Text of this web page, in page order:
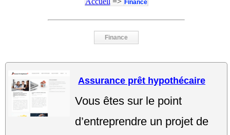
Finance
Finance
Assurance prêt hypothécaire
Vous êtes sur le point
d’entreprendre un projet de